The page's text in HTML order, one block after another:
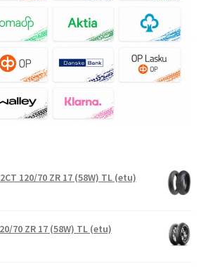
120/70 ZR 17 (58W) TL (etu)
70 ZR 17 (58W) TL (etu)